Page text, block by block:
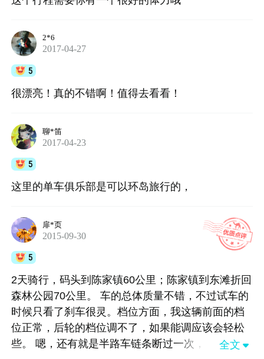
2*6
2017-04-27
5
很漂亮！真的不错啊！值得去看看！
聊*笛
2017-04-23
5
这里的单车俱乐部是可以环岛旅行的，
扉*页
2015-09-30
5
2天骑行，码头到陈家镇60公里；陈家镇到东滩折回
森林公园70公里。 车的总体质量不错，不过试车的
时候只看了刹车很灵。档位方面，我这辆前面的档
位正常，后轮的档位调不了，如果能调应该会轻松
些。 嗯，还有就是半路车链条断过一次，18点左
全文 